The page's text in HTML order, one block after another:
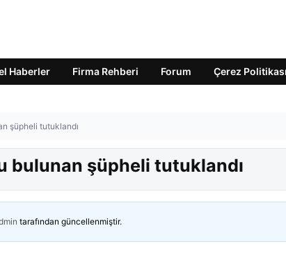
Haberler Firma Rehberi Forum Çerez Politikası
şüpheli tutuklandı
bulunan şüpheli tutuklandı
tarafından güncellenmiştir.